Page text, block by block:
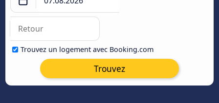
Trouvez un logement avec Booking.com
Trouvez